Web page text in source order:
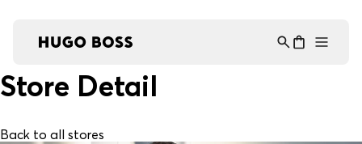
Store Detail
Back to all stores
Asistente Virtual
en línea ⋮